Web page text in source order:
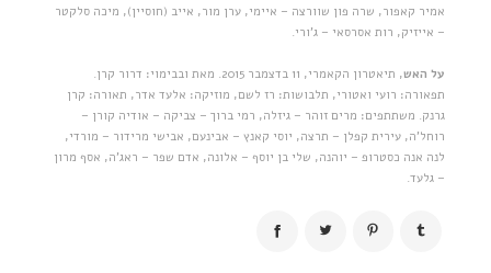
אמיר קאפור, שרה פון שוורצה – איימי, ערן מור, אייב (חוסיין), מיכה סלקטר
– אייזיק, רות אסרסאי – ג'ורי.
על האש
, תיאטרון הקאמרי, 11 בדצמבר 2015. מאת ובבימוי: דרור קרן.
תפאורה: רועי ואטורי, תלבושות: רז לשם, מוזיקה: אלעד אדר, תאורה: קרן
גרנק. משתתפים: מרים זוהר – גיזלה, רמי ברוך – צביקה – אודיה קורן –
רוחל'ה, עירית קפלן – תרצה, יוסי קאנץ – אבינעם, אבישי מרידור – מורדי,
לנה אנה כסטרופ – יוהנה, שלי בן יוסף – אלונה, אדם שפר – ראג'ה, אסף מרון
– גלעד.